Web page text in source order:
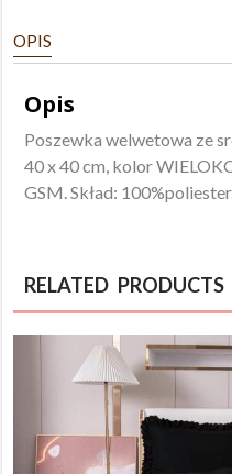
OPIS
Opis
Poszewka welwetowa ze
40 x 40 cm, kolor
GSM. Skład:
RELATED PRODUCTS